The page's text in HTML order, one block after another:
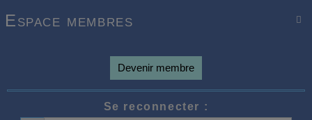

Espace membres
Devenir membre
Se reconnecter :